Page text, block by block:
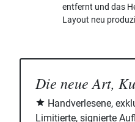
entfernt und das
Layout neu
Die neue Art,
Handverlesene,
Limitierte, signierte